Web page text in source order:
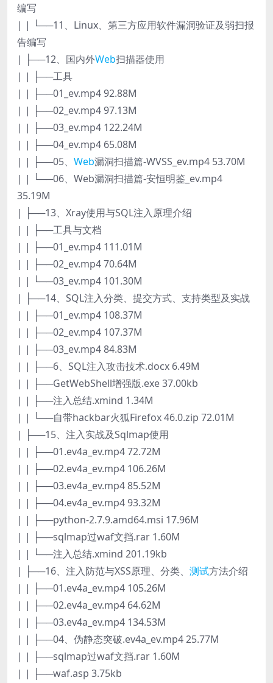
编写
| | └──11、Linux、第三方应用软件漏洞验证及弱扫报
告编写
| ├──12、国内外Web扫描器使用
| | ├──工具
| | ├──01_ev.mp4 92.88M
| | ├──02_ev.mp4 97.13M
| | ├──03_ev.mp4 122.24M
| | ├──04_ev.mp4 65.08M
| | ├──05、 Web漏洞扫描篇-WVSS_ev.mp4 53.70M
| | └──06、Web漏洞扫描篇-安恒明鉴_ev.mp4
35.19M
| ├──13、Xray使用与SQL注入原理介绍
| | ├──工具与文档
| | ├──01_ev.mp4 111.01M
| | ├──02_ev.mp4 70.64M
| | └──03_ev.mp4 101.30M
| ├──14、SQL注入分类、提交方式、支持类型及实战
| | ├──01_ev.mp4 108.37M
| | ├──02_ev.mp4 107.37M
| | ├──03_ev.mp4 84.83M
| | ├──6、SQL注入攻击技术.docx 6.49M
| | ├──GetWebShell增强版.exe 37.00kb
| | ├──注入总结.xmind 1.34M
| | └──自带hackbar火狐Firefox 46.0.zip 72.01M
| ├──15、注入实战及Sqlmap使用
| | ├──01.ev4a_ev.mp4 72.72M
| | ├──02.ev4a_ev.mp4 106.26M
| | ├──03.ev4a_ev.mp4 85.52M
| | ├──04.ev4a_ev.mp4 93.32M
| | ├──python-2.7.9.amd64.msi 17.96M
| | ├──sqlmap过waf文挡.rar 1.60M
| | └──注入总结.xmind 201.19kb
| ├──16、注入防范与XSS原理、分类、 测试方法介绍
| | ├──01.ev4a_ev.mp4 105.26M
| | ├──02.ev4a_ev.mp4 64.62M
| | ├──03.ev4a_ev.mp4 134.53M
| | ├──04、伪静态突破.ev4a_ev.mp4 25.77M
| | ├──sqlmap过waf文挡.rar 1.60M
| | ├──waf.asp 3.75kb